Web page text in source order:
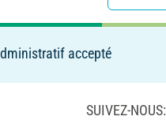
accepté
SUIVEZ-NOUS: